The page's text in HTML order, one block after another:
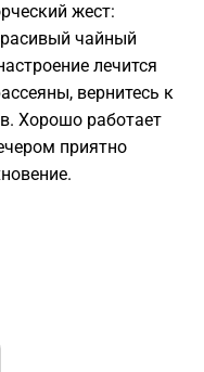
жест:
чайный
лечится
вернитесь к
Хорошо работает
приятно